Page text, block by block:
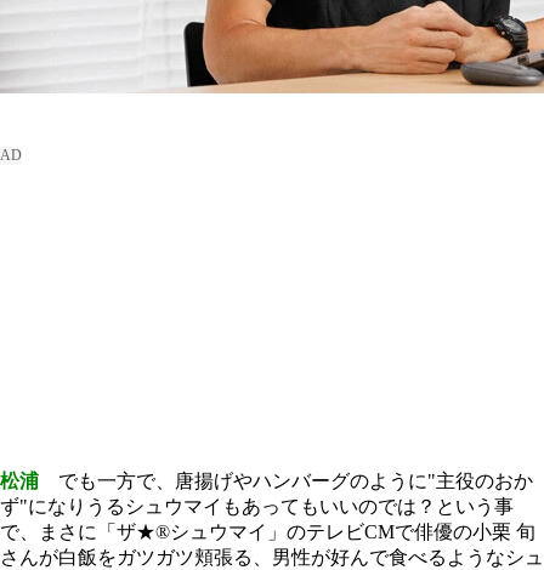
松浦 でも一方で、唐揚げやハンバーグのように"主役のおか
ず"になりうるシュウマイもあってもいいのでは？という事
で、まさに「ザ★®シュウマイ」のテレビCMで俳優の小栗 旬
さんが白飯をガツガツ頬張る、男性が好んで食べるようなシュ